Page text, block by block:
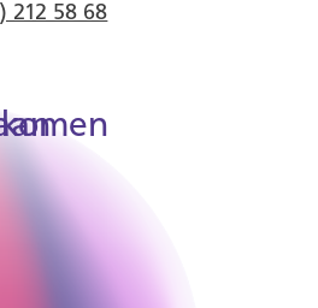
212 58 68